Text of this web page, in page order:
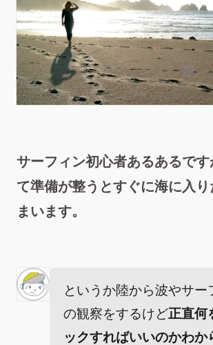
サーフィン初心者あるあるで
て準備が整うとすぐに海に入り
まいます。
というか陸から波やサー
の観察をするけど正直何
ックすればいいのかわか